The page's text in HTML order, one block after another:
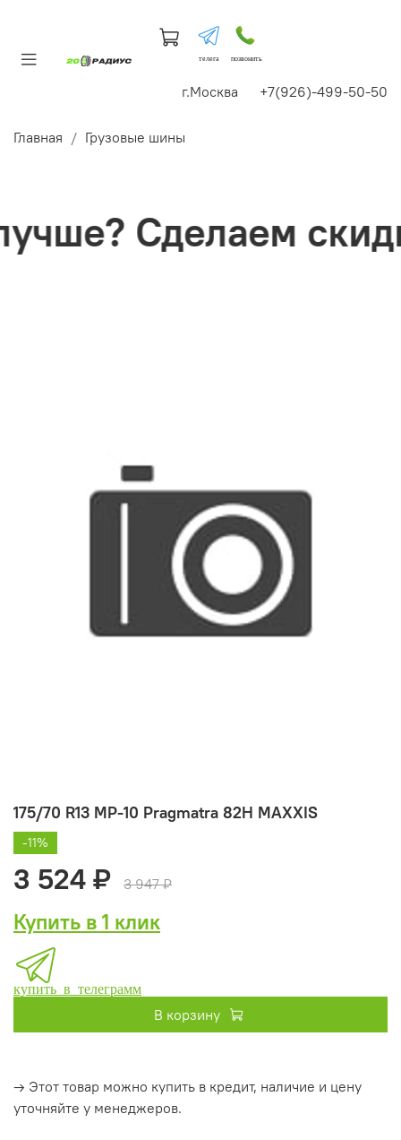
телега позвонить
г.Москва +7(926)-499-50-50
Главная Грузовые шины
Сделаем
175/70 R13 MP-10 Pragmatra 82H MAXXIS
-11%
3 524 ₽ 3 947 ₽
Купить в 1 клик
купить в телеграмм
В корзину
→ Этот товар можно купить в кредит, наличие и цену
уточняйте у менеджеров.